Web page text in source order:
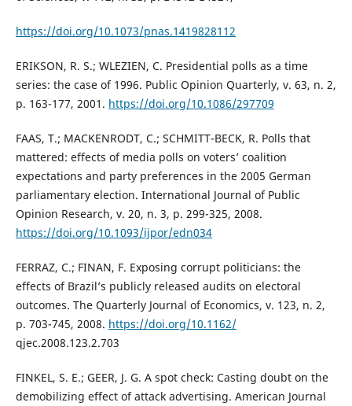
https://doi.org/10.1073/pnas.1419828112
ERIKSON, R. S.; WLEZIEN, C. Presidential polls as a time
series: the case of 1996. Public Opinion Quarterly, v. 63, n. 2,
p. 163-177, 2001. https://doi.org/10.1086/297709
FAAS, T.; MACKENRODT, C.; SCHMITT-BECK, R. Polls that
mattered: effects of media polls on voters’ coalition
expectations and party preferences in the 2005 German
parliamentary election. International Journal of Public
Opinion Research, v. 20, n. 3, p. 299-325, 2008.
https://doi.org/10.1093/ijpor/edn034
FERRAZ, C.; FINAN, F. Exposing corrupt politicians: the
effects of Brazil’s publicly released audits on electoral
outcomes. The Quarterly Journal of Economics, v. 123, n. 2,
p. 703-745, 2008. https://doi.org/10.1162/
qjec.2008.123.2.703
FINKEL, S. E.; GEER, J. G. A spot check: Casting doubt on the
demobilizing effect of attack advertising. American Journal